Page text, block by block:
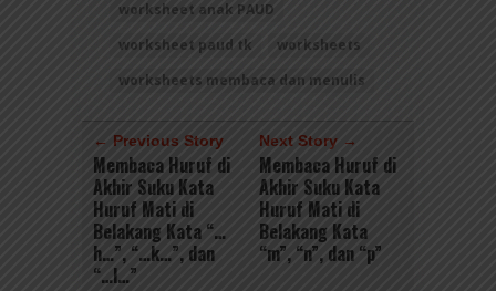
worksheet anak PAUD
worksheet paud tk
worksheets
worksheets membaca dan menulis
← Previous Story
Membaca Huruf di
Akhir Suku Kata
Huruf Mati di
Belakang Kata “…
h…”, “…k…”, dan
“…l…”
Next Story →
Membaca Huruf di
Akhir Suku Kata
Huruf Mati di
Belakang Kata
“m”, “n”, dan “p”